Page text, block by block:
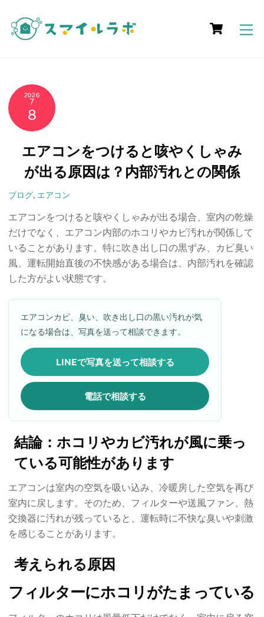
content
Cart
2026
7
8
エアコンをつけると咳やくしゃみ
が出る原因は？内部汚れとの関係
ブログ, エアコン
エアコンをつけると咳やくしゃみが出る場合、室内の乾燥
だけでなく、エアコン内部のホコリやカビ汚れが関係して
いることがあります。特に吹き出し口の黒ずみ、カビ臭い
風、運転開始直後の不快感がある場合は、内部汚れを確認
した方がよい状態です。
エアコンカビ、臭い、吹き出し口の黒い汚れが気
になる場合は、写真を送って相談できます。
LINEで写真を送って相談する
電話で相談する
結論：ホコリやカビ汚れが風に乗っ
ている可能性があります
エアコンは室内の空気を吸い込み、冷暖房した空気を再び
室内に戻します。そのため、フィルターや送風ファン、熱
交換器に汚れが残っていると、運転時に不快な臭いや刺激
を感じることがあります。
考えられる原因
フィルターにホコリがたまっている